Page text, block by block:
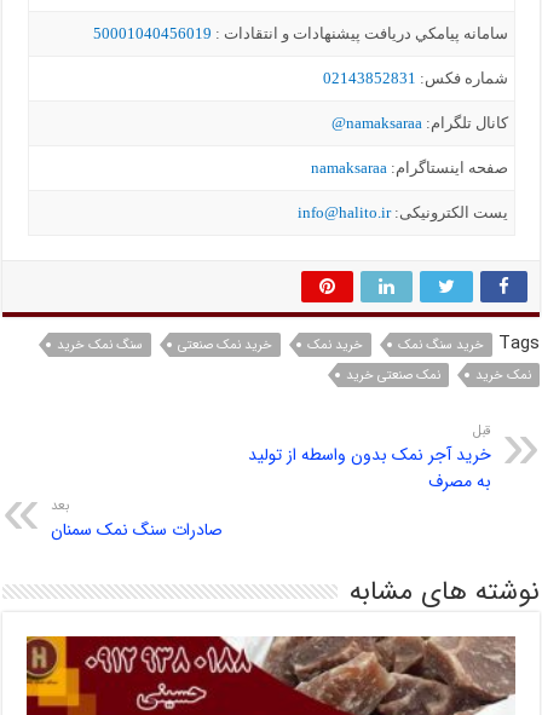
سامانه پيامکي دریافت پیشنهادات و انتقادات : 50001040456019
شماره فکس: 02143852831
کانال تلگرام:namaksaraa@
صفحه اینستاگرام:namaksaraa
یست الکترونیکی:info@halito.ir
Tags خرید سنگ نمک خرید نمک خرید نمک صنعتی
سنگ نمک خرید
نمک خرید
نمک صنعتی خرید
قبل
خرید آجر نمک بدون واسطه از تولید
به مصرف
بعد
صادرات سنگ نمک سمنان
نوشته های مشابه